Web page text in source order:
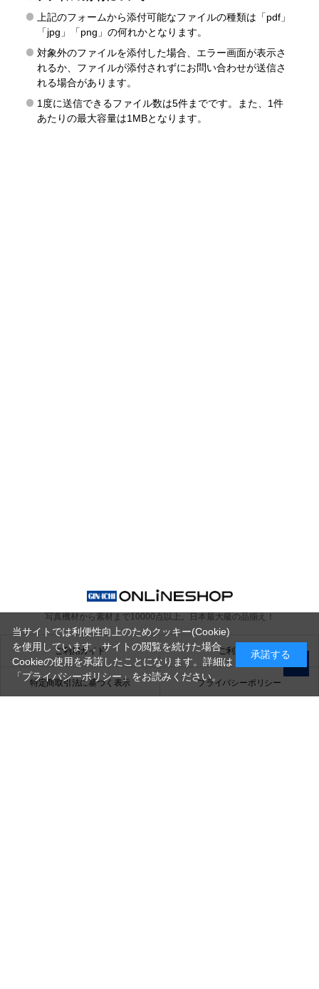
上記のフォームから添付可能なファイルの種類は「pdf」
「jpg」「png」の何れかとなります。
対象外のファイルを添付した場合、エラー画面が表示さ
れるか、ファイルが添付されずにお問い合わせが送信さ
れる場合があります。
1度に送信できるファイル数は5件までです。また、1件
あたりの最大容量は1MBとなります。
写真機材から素材まで10000点以上。 日本最大級の品揃え！
ご利用ガイド ご利用規約
特定商取引法に基づく表示 プライバシーポリシー
当サイトでは利便性向上のためクッキー(Cookie)
を使用しています。サイトの閲覧を続けた場合
Cookieの使用を承諾したことになります。詳細は
「プライバシーポリシー」 をお読みください。
承諾する